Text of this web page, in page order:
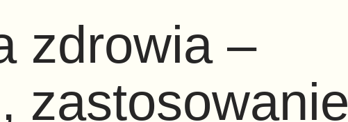
zdrowia –
zastosowanie